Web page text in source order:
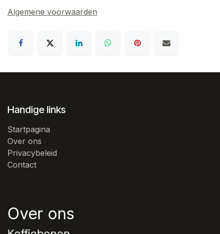
Algemene voorwaarden
Handige links
Startpagina
Over ons
Privacybeleid
Contact
Over ons